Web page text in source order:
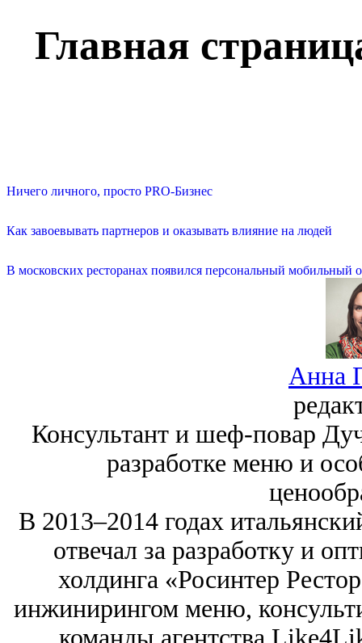
Главная
Ничего личного, просто PRO-Бизнес
Как завоевывать партнеров и оказывать влияние на людей
В московских ресторанах появился персональный мобильный
Анна
Консультант и шеф-повар
разработке меню и
В 2013‒2014 годах
отвечал за разработку и
холдинга «Росинтер
инжинирингом меню,